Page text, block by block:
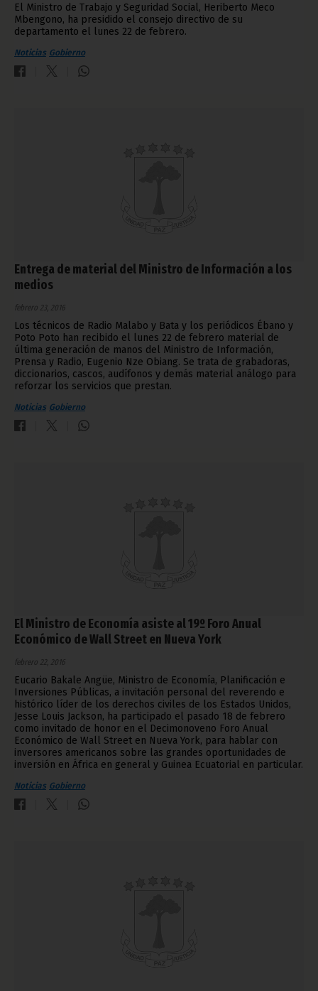
El Ministro de Trabajo y Seguridad Social, Heriberto Meco
Mbengono, ha presidido el consejo directivo de su
departamento el lunes 22 de febrero.
Noticias Gobierno
Entrega de material del Ministro de Información a los
medios
febrero 23, 2016
Los técnicos de Radio Malabo y Bata y los periódicos Ébano y
Poto Poto han recibido el lunes 22 de febrero material de
última generación de manos del Ministro de Información,
Prensa y Radio, Eugenio Nze Obiang. Se trata de grabadoras,
diccionarios, cascos, audífonos y demás material análogo para
reforzar los servicios que prestan.
Noticias Gobierno
El Ministro de Economía asiste al 19º Foro Anual
Económico de Wall Street en Nueva York
febrero 22, 2016
Eucario Bakale Angüe, Ministro de Economía, Planificación e
Inversiones Públicas, a invitación personal del reverendo e
histórico líder de los derechos civiles de los Estados Unidos,
Jesse Louis Jackson, ha participado el pasado 18 de febrero
como invitado de honor en el Decimonoveno Foro Anual
Económico de Wall Street en Nueva York, para hablar con
inversores americanos sobre las grandes oportunidades de
inversión en África en general y Guinea Ecuatorial en particular.
Noticias Gobierno